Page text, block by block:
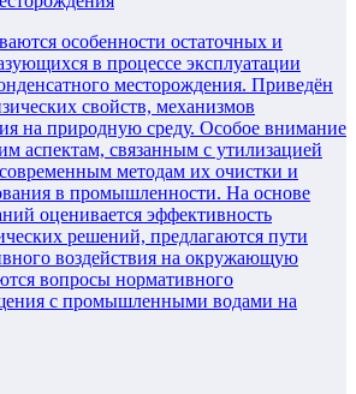
особенности остаточных и
в процессе эксплуатации
месторождения. Приведён
свойств, механизмов
на природную среду. Особое внимание
аспектам, связанным с утилизацией
методам их очистки и
в промышленности. На основе
оценивается эффективность
решений, предлагаются пути
воздействия на окружающую
вопросы нормативного
с промышленными водами на